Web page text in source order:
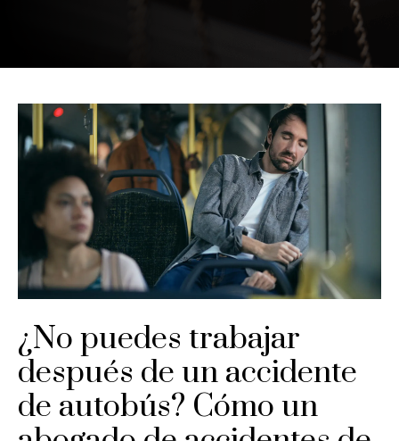
¿No puedes trabajar
después de un accidente
de autobús? Cómo un